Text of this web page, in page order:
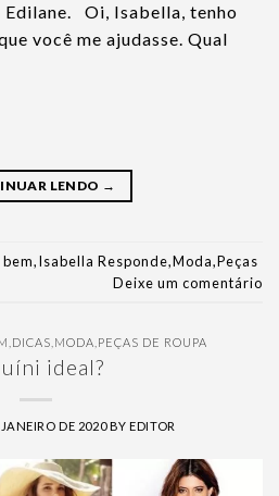
Oi, Isabella, tenho
você me ajudasse. Qual
LENDO →
,Isabella Responde,Moda,Peças
Deixe um comentário
DICAS MODA PEÇAS DE ROUPA
ideal?
JANEIRO DE 2020 BYEDITOR